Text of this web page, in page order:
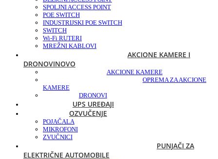
SPOLJNI ACCESS POINT
POE SWITCH
INDUSTRIJSKI POE SWITCH
SWITCH
Wi-Fi RUTERI
MREŽNI KABLOVI
AKCIONE KAMERE I
DRONOVINOVO
AKCIONE KAMERE
OPREMA ZA AKCIONE
KAMERE
DRONOVI
UPS UREĐAJI
OZVUČENJE
POJAČALA
MIKROFONI
ZVUČNICI
PUNJAČI ZA
ELEKTRIČNE AUTOMOBILE